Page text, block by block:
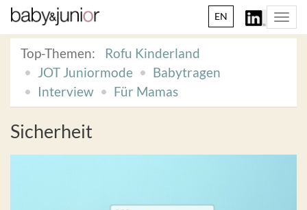
EN
Top-Themen:
Rofu Kinderland
JOT Juniormode
Babytragen
Interview
Für Mamas
Sicherheit